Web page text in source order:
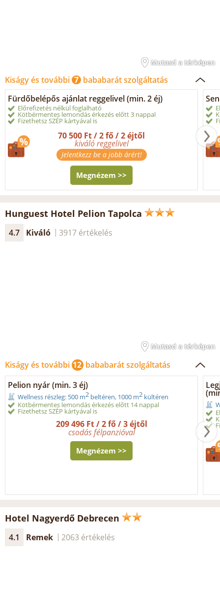
Mutasd a térképen
Kiságy és további 7 bababarát szolgáltatás
Fürdőbelépős ajánlat reggelivel (min. 2 éj)
Előrefizetés nélkül foglalható
Kötbérmentes lemondás érkezés előtt 3 nappal
Fizethetsz SZÉP kártyával is
70 500 Ft / 2 fő / 2 éjtől
kiváló reggelivel
Jelentkezz be a jobb árért!
Megnézem >>
Hunguest Hotel Pelion Tapolca
4.7 Kiváló 3917 értékelés
Mutasd a térképen
Kiságy és további 12 bababarát szolgáltatás
Pelion nyár (min. 3 éj)
Wellness részleg: 500 m2 beltéren, 1000 m2 kültéren
Kötbérmentes lemondás érkezés előtt 14 nappal
Fizethetsz SZÉP kártyával is
209 496 Ft / 2 fő / 3 éjtől
csodás félpanzióval
Megnézem >>
Hotel Nagyerdő Debrecen
4.1 Remek 2063 értékelés